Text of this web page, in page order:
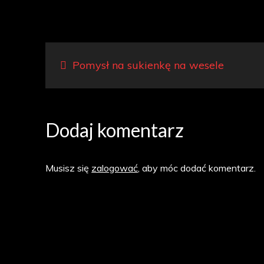
Nawigacja
wpisu
Pomysł na sukienkę na wesele
Dodaj komentarz
Musisz się zalogować , aby móc dodać komentarz.